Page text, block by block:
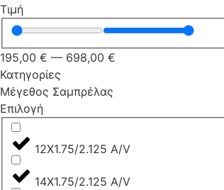
Τιμή
195,00 € — 698,00 €
Κατηγορίες
Μέγεθος Σαμπρέλας
Επιλογή
12X1.75/2.125 A/V
14X1.75/2.125 A/V